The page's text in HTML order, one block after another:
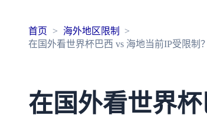
首页
海外地区限制
在国外看世界杯巴西 vs 海地当前IP受限
在国外看世界